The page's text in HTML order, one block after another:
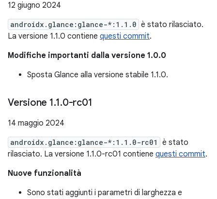
12 giugno 2024
androidx.glance:glance-*:1.1.0 è stato rilasciato.
La versione 1.1.0 contiene questi commit.
Modifiche importanti dalla versione 1.0.0
Sposta Glance alla versione stabile 1.1.0.
Versione 1.1.0-rc01
14 maggio 2024
androidx.glance:glance-*:1.1.0-rc01
è stato
rilasciato. La versione 1.1.0-rc01 contiene questi commit.
Nuove funzionalità
Sono stati aggiunti i parametri di larghezza e